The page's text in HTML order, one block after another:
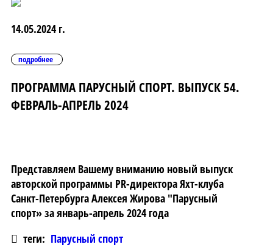
14.05.2024 г.
подробнее
ПРОГРАММА ПАРУСНЫЙ СПОРТ. ВЫПУСК 54.
ФЕВРАЛЬ-АПРЕЛЬ 2024
Представляем Вашему вниманию новый выпуск
авторской программы PR-директора Яхт-клуба
Санкт-Петербурга Алексея Жирова "Парусный
спорт» за январь-апрель 2024 года
теги: Парусный спорт